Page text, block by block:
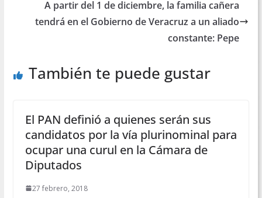
A partir del 1 de diciembre, la familia cañera
tendrá en el Gobierno de Veracruz a un aliado
constante: Pepe
También te puede gustar
El PAN definió a quienes serán sus
candidatos por la vía plurinominal para
ocupar una curul en la Cámara de
Diputados
27 febrero, 2018